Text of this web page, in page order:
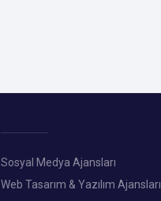
Sosyal Medya Ajansları
Web Tasarım & Yazılım Ajansları